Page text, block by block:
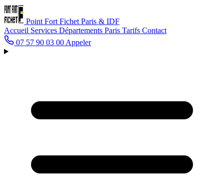
Point Fort Fichet Paris & IDF
Accueil Services Départements Paris Tarifs Contact
07 57 90 03 00 Appeler